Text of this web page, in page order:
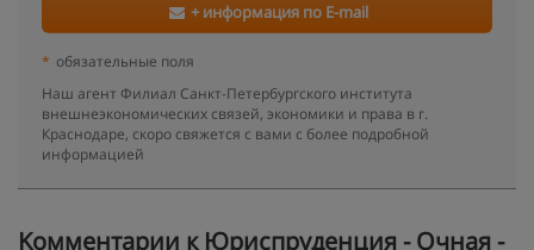
+ информация по E-mail
* обязательные поля
Наш агент Филиал Санкт-Петербургского института
внешнеэкономических связей, экономики и права в г.
Краснодаре, скоро свяжется с вами с более подробной
информацией
Kомментарии к Юриспруденция - Очная -